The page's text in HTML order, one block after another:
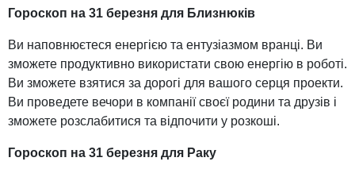
Гороскоп на 31 березня для Близнюків
Ви наповнюєтеся енергією та ентузіазмом вранці. Ви
зможете продуктивно використати свою енергію в роботі.
Ви зможете взятися за дорогі для вашого серця проекти.
Ви проведете вечори в компанії своєї родини та друзів і
зможете розслабитися та відпочити у розкоші.
Гороскоп на 31 березня для Раку